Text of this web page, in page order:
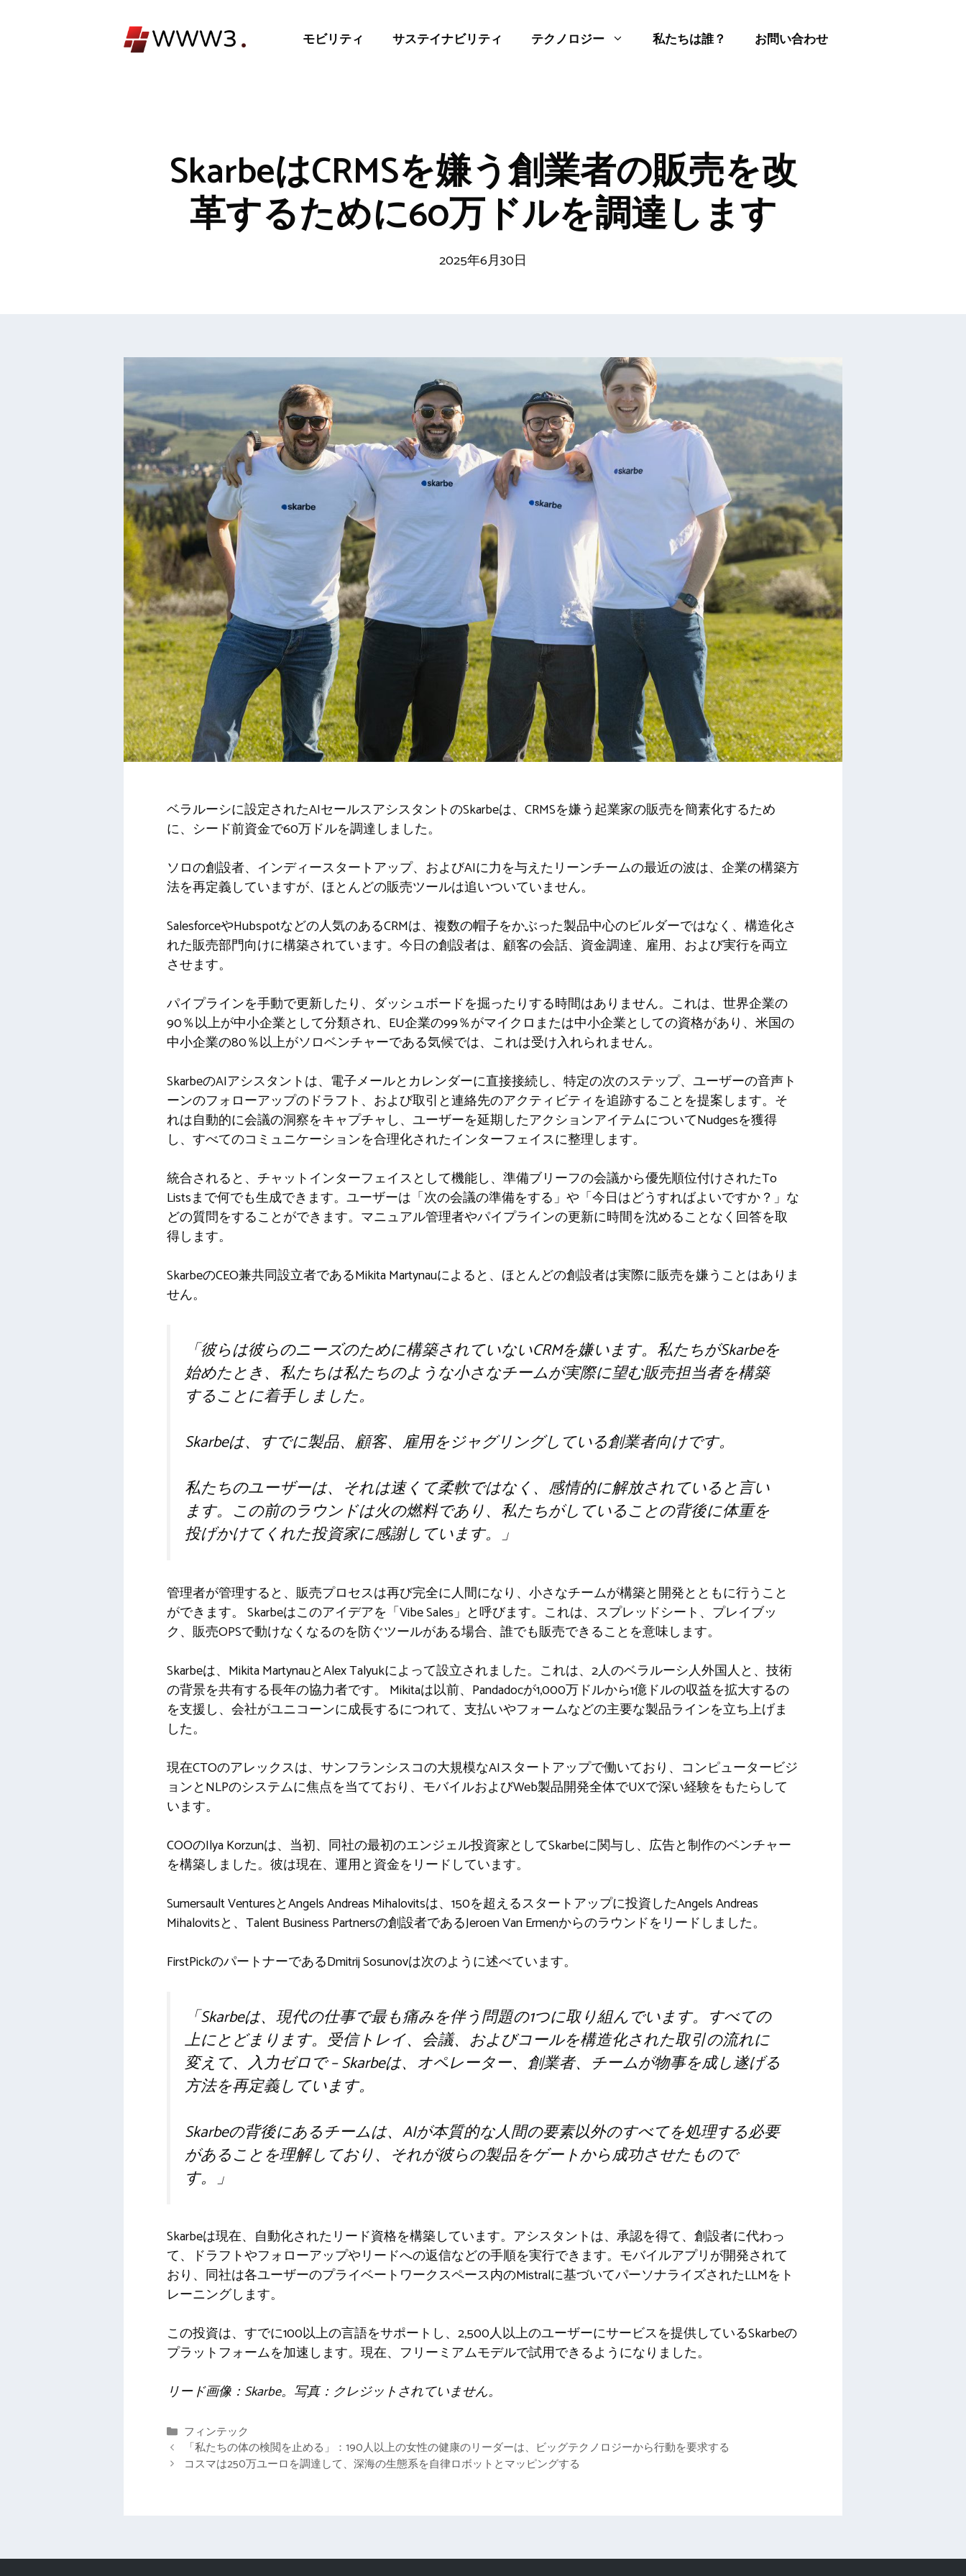
モビリティ サステイナビリティ テクノロジー 私たちは誰？ お問い合わせ
SkarbeはCRMSを嫌う創業者の販売を改
革するために60万ドルを調達します
2025年6月30日
ベラルーシに設定されたAIセールスアシスタントのSkarbeは、CRMSを嫌う起業家の販売を簡素化するため
に、シード前資金で60万ドルを調達しました。
ソロの創設者、インディースタートアップ、およびAIに力を与えたリーンチームの最近の波は、企業の構築方
法を再定義していますが、ほとんどの販売ツールは追いついていません。
SalesforceやHubspotなどの人気のあるCRMは、複数の帽子をかぶった製品中心のビルダーではなく、構造化さ
れた販売部門向けに構築されています。今日の創設者は、顧客の会話、資金調達、雇用、および実行を両立
させます。
パイプラインを手動で更新したり、ダッシュボードを掘ったりする時間はありません。これは、世界企業の
90％以上が中小企業として分類され、EU企業の99％がマイクロまたは中小企業としての資格があり、米国の
中小企業の80％以上がソロベンチャーである気候では、これは受け入れられません。
SkarbeのAIアシスタントは、電子メールとカレンダーに直接接続し、特定の次のステップ、ユーザーの音声ト
ーンのフォローアップのドラフト、および取引と連絡先のアクティビティを追跡することを提案します。そ
れは自動的に会議の洞察をキャプチャし、ユーザーを延期したアクションアイテムについてNudgesを獲得
し、すべてのコミュニケーションを合理化されたインターフェイスに整理します。
統合されると、チャットインターフェイスとして機能し、準備ブリーフの会議から優先順位付けされたTo
Listsまで何でも生成できます。ユーザーは「次の会議の準備をする」や「今日はどうすればよいですか？」な
どの質問をすることができます。マニュアル管理者やパイプラインの更新に時間を沈めることなく回答を取
得します。
SkarbeのCEO兼共同設立者であるMikita Martynauによると、ほとんどの創設者は実際に販売を嫌うことはありま
せん。
「彼らは彼らのニーズのために構築されていないCRMを嫌います。私たちがSkarbeを
始めたとき、私たちは私たちのような小さなチームが実際に望む販売担当者を構築
することに着手しました。
Skarbeは、すでに製品、顧客、雇用をジャグリングしている創業者向けです。
私たちのユーザーは、それは速くて柔軟ではなく、感情的に解放されていると言い
ます。この前のラウンドは火の燃料であり、私たちがしていることの背後に体重を
投げかけてくれた投資家に感謝しています。」
管理者が管理すると、販売プロセスは再び完全に人間になり、小さなチームが構築と開発とともに行うこと
ができます。 Skarbeはこのアイデアを「Vibe Sales」と呼びます。これは、スプレッドシート、プレイブッ
ク、販売OPSで動けなくなるのを防ぐツールがある場合、誰でも販売できることを意味します。
Skarbeは、Mikita MartynauとAlex Talyukによって設立されました。これは、2人のベラルーシ人外国人と、技術
の背景を共有する長年の協力者です。 Mikitaは以前、Pandadocが1,000万ドルから1億ドルの収益を拡大するの
を支援し、会社がユニコーンに成長するにつれて、支払いやフォームなどの主要な製品ラインを立ち上げま
した。
現在CTOのアレックスは、サンフランシスコの大規模なAIスタートアップで働いており、コンピュータービジ
ョンとNLPのシステムに焦点を当てており、モバイルおよびWeb製品開発全体でUXで深い経験をもたらして
います。
COOのIlya Korzunは、当初、同社の最初のエンジェル投資家としてSkarbeに関与し、広告と制作のベンチャー
を構築しました。彼は現在、運用と資金をリードしています。
Sumersault VenturesとAngels Andreas Mihalovitsは、150を超えるスタートアップに投資したAngels Andreas
Mihalovitsと、Talent Business Partnersの創設者であるJeroen Van Ermenからのラウンドをリードしました。
FirstPickのパートナーであるDmitrij Sosunovは次のように述べています。
「Skarbeは、現代の仕事で最も痛みを伴う問題の1つに取り組んでいます。すべての
上にとどまります。受信トレイ、会議、およびコールを構造化された取引の流れに
変えて、入力ゼロで – Skarbeは、オペレーター、創業者、チームが物事を成し遂げる
方法を再定義しています。
Skarbeの背後にあるチームは、AIが本質的な人間の要素以外のすべてを処理する必要
があることを理解しており、それが彼らの製品をゲートから成功させたもので
す。」
Skarbeは現在、自動化されたリード資格を構築しています。アシスタントは、承認を得て、創設者に代わっ
て、ドラフトやフォローアップやリードへの返信などの手順を実行できます。モバイルアプリが開発されて
おり、同社は各ユーザーのプライベートワークスペース内のMistralに基づいてパーソナライズされたLLMをト
レーニングします。
この投資は、すでに100以上の言語をサポートし、2,500人以上のユーザーにサービスを提供しているSkarbeの
プラットフォームを加速します。現在、フリーミアムモデルで試用できるようになりました。
リード画像：Skarbe。写真：クレジットされていません。
カ
テ
ゴ
フィンテック
「私たちの体の検閲を止める」：190人以上の女性の健康のリーダーは、ビッグテクノロジーから行動を要求する
コスマは250万ユーロを調達して、深海の生態系を自律ロボットとマッピングする